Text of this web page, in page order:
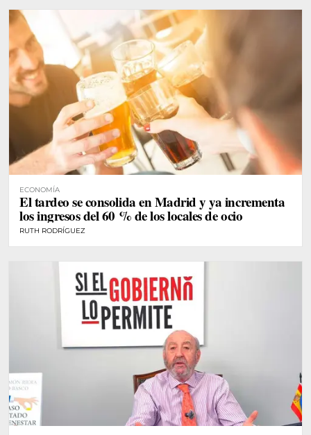
ECONOMÍA
El tardeo se consolida en Madrid y ya incrementa
los ingresos del 60 % de los locales de ocio
RUTH RODRÍGUEZ